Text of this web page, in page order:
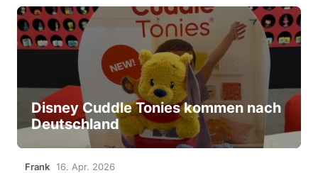
Disney Cuddle Tonies kommen nach
Deutschland
Frank 16. Apr. 2026